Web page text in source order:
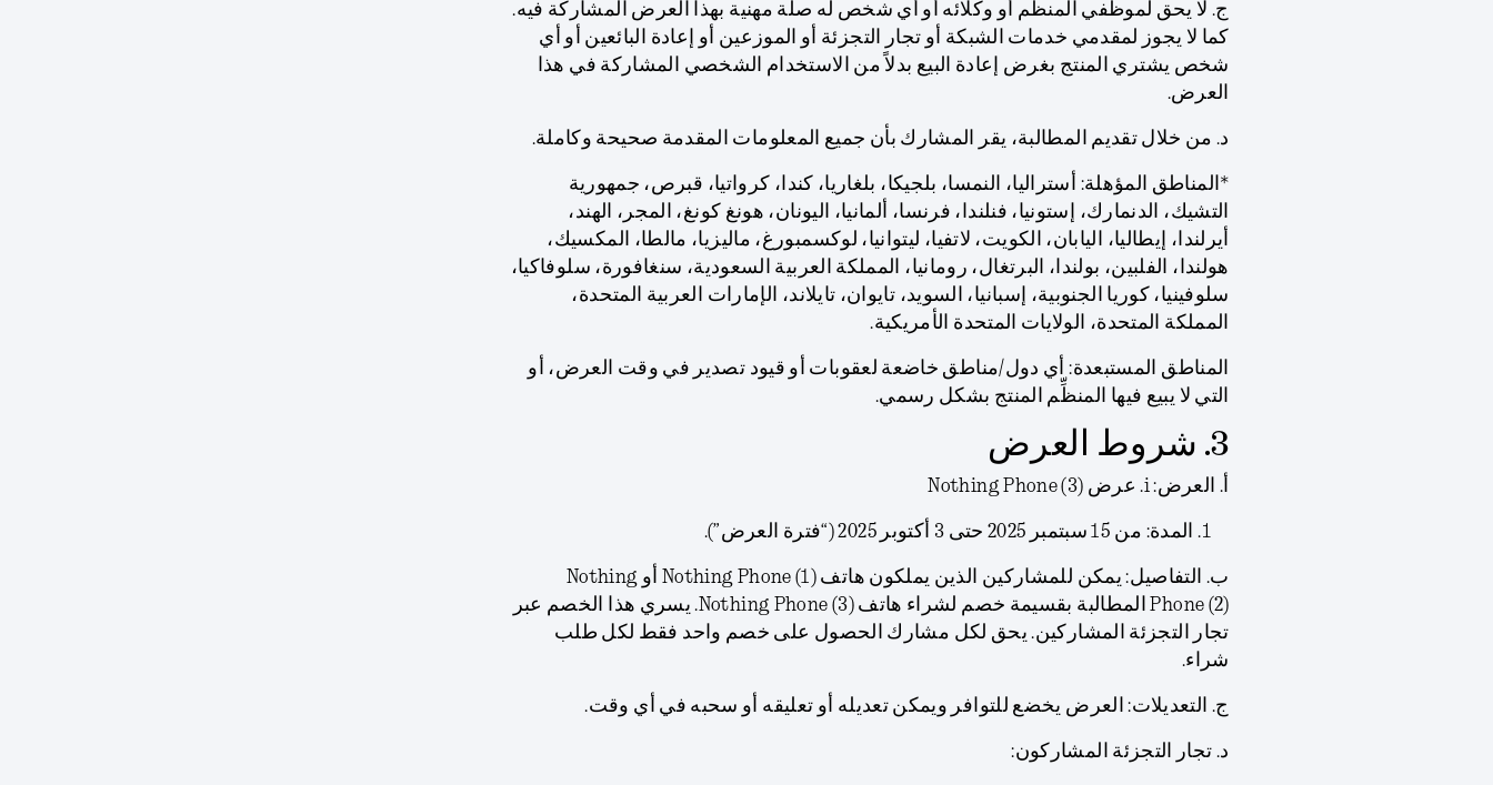
ج. لا يحق لموظفي المنظِّم أو وكلائه أو أي شخص له صلة مهنية بهذا العرض المشاركة فيه.
كما لا يجوز لمقدمي خدمات الشبكة أو تجار التجزئة أو الموزعين أو إعادة البائعين أو أي
شخص يشتري المنتج بغرض إعادة البيع بدلاً من الاستخدام الشخصي المشاركة في هذا
العرض.
د. من خلال تقديم المطالبة، يقر المشارك بأن جميع المعلومات المقدمة صحيحة وكاملة.
*المناطق المؤهلة: أستراليا، النمسا، بلجيكا، بلغاريا، كندا، كرواتيا، قبرص، جمهورية
التشيك، الدنمارك، إستونيا، فنلندا، فرنسا، ألمانيا، اليونان، هونغ كونغ، المجر، الهند،
أيرلندا، إيطاليا، اليابان، الكويت، لاتفيا، ليتوانيا، لوكسمبورغ، ماليزيا، مالطا، المكسيك،
هولندا، الفلبين، بولندا، البرتغال، رومانيا، المملكة العربية السعودية، سنغافورة، سلوفاكيا،
سلوفينيا، كوريا الجنوبية، إسبانيا، السويد، تايوان، تايلاند، الإمارات العربية المتحدة،
المملكة المتحدة، الولايات المتحدة الأمريكية.
المناطق المستبعدة:أي دول/مناطق خاضعة لعقوبات أو قيود تصدير في وقت العرض، أو
التي لا يبيع فيها المنظِّم المنتج بشكل رسمي.
3. شروط العرض
أ. العرض:i. عرض Nothing Phone (3)
المدة: من 15 سبتمبر 2025 حتى 3 أكتوبر 2025 (“فترة العرض”).
ب. التفاصيل:
يمكن للمشاركين الذين يملكون هاتف Nothing Phone (1) أو Nothing
Phone (2) المطالبة بقسيمة خصم لشراء هاتف Nothing Phone (3). يسري هذا الخصم عبر
تجار التجزئة المشاركين. يحق لكل مشارك الحصول على خصم واحد فقط لكل طلب
شراء.
ج. التعديلات:العرض يخضع للتوافر ويمكن تعديله أو تعليقه أو سحبه في أي وقت.
د. تجار التجزئة المشاركون: